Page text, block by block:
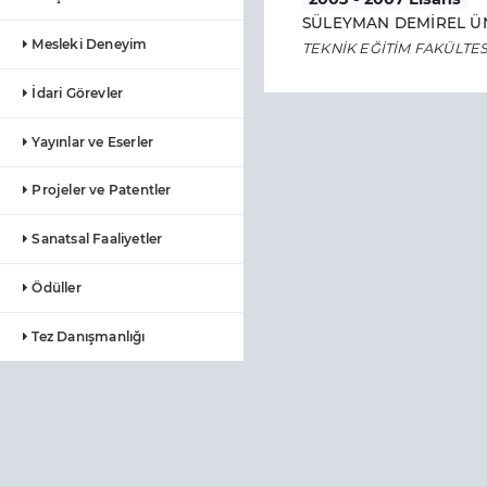
Mesleki Deneyim
İdari Görevler
Yayınlar ve Eserler
Projeler ve Patentler
Sanatsal Faaliyetler
Ödüller
Tez Danışmanlığı
SÜLEYMAN DEMİREL
TEKNİK EĞİTİM